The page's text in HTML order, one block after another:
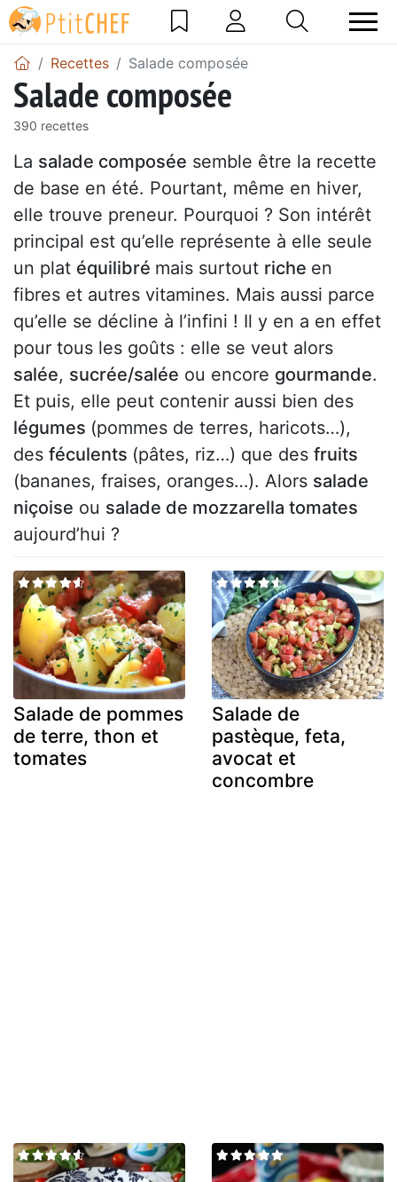
Recettes Salade composée
Salade composée
390 recettes
La salade composée semble être la recette
de base en été. Pourtant, même en hiver,
elle trouve preneur. Pourquoi ? Son intérêt
principal est qu’elle représente à elle seule
un plat équilibré mais surtout riche en
fibres et autres vitamines. Mais aussi parce
qu’elle se décline à l’infini ! Il y en a en effet
pour tous les goûts : elle se veut alors
salée, sucrée/salée ou encore gourmande.
Et puis, elle peut contenir aussi bien des
légumes (pommes de terres, haricots…),
des féculents (pâtes, riz…) que des fruits
(bananes, fraises, oranges…). Alors salade
niçoise ou salade de mozzarella tomates
aujourd’hui ?
Salade de pommes
de terre, thon et
tomates
Salade de
pastèque, feta,
avocat et
concombre